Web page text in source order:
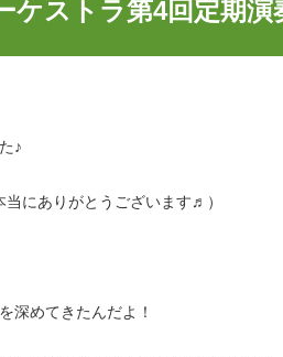
ケストラ第4回定期
♪
にありがとうございます♬）
深めてきたんだよ！